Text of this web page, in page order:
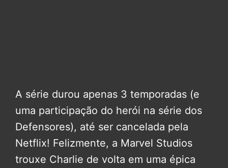
A série durou apenas 3 temporadas (e
uma participação do herói na série dos
Defensores), até ser cancelada pela
Netflix! Felizmente, a Marvel Studios
trouxe Charlie de volta em uma épica